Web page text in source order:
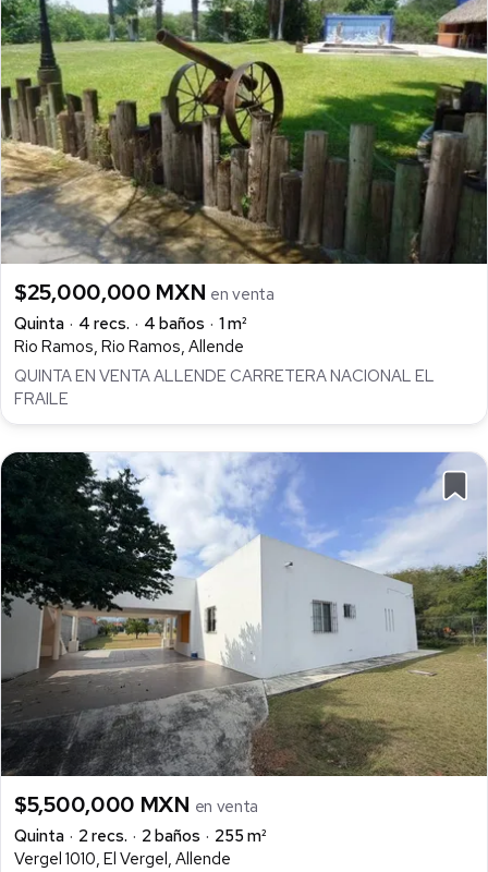
$25,000,000 MXN en venta
Quinta
4 recs. 4 baños
1 m²
Rio Ramos, Rio Ramos, Allende
QUINTA EN VENTA ALLENDE CARRETERA NACIONAL EL
FRAILE
$5,500,000 MXN en venta
Quinta
2 recs. 2 baños
255 m²
Vergel 1010, El Vergel, Allende